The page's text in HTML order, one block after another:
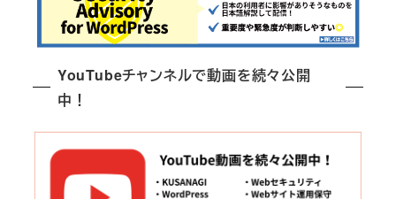
YouTubeチャンネルで動画を続々公開
中！